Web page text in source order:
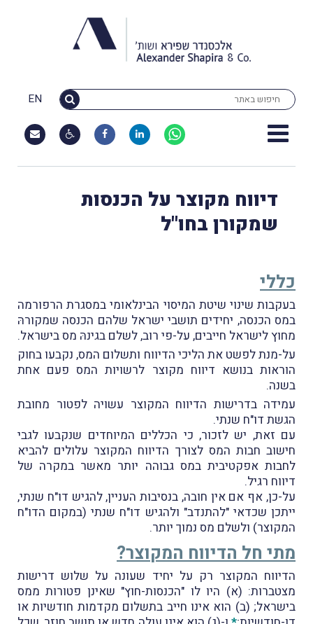
EN
דיווח מקוצר על הכנסות
שמקורן בחו"ל
כללי
בעקבות שינוי שיטת המיסוי הבינלאומי במסגרת הרפורמה
במס הכנסה, יחידים תושבי ישראל שלהם הכנסה שמקורהּ
מחוץ לישראל חייבים, על-פי רוב, לשלם בגינהּ מס בישראל.
על-מנת לפשט את הליכי הדיווח ותשלום המס, נקבעו בחוק
הוראות בנושא דיווח מקוצר לרשויות המס פעם אחת
בשנה.
עמידה בדרישות הדיווח המקוצר עשויה לפטור מחובת
הגשת דו"ח שנתי.
עם זאת, יש לזכור, כי הכללים המיוחדים שנקבעו לגבי
חישוב חבות המס לצורך הדיווח המקוצר עלולים להביא
לחבות אפקטיבית במס גבוהה יותר מאשר במקרה של
דיווח רגיל.
על-כן, אף אם אין חובה, בנסיבות העניין, להגיש דו"ח שנתי,
ייתכן שכדאי "להתנדב" ולהגיש דו"ח שנתי (במקום הדו"ח
המקוצר) ולשלם מס נמוך יותר.
מתי חל הדיווח המקוצר?
הדיווח המקוצר רק על יחיד שעונה על שלוש דרישות
מצטברות: (א) היו לו "הכנסות-חוץ" שאינן פטורות ממס
בישראל; (ב) הוא אינו חייב בתשלום מקדמות חודשיות או